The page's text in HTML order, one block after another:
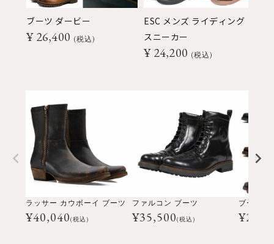
ブーツ ダービー
¥ 26,400 税込
ESC メンズ ライディング
スニーカー
¥ 24,200 税込
ラッサー カウボーイ ブーツ
¥40,040(税込)
ファルコン ブーツ
¥35,500(税込)
ブーツ
¥